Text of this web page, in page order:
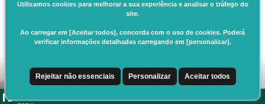
Utilizamos cookies para melhorar a sua experiência e analisar o tráfego do
site.
Ao carregar em [Aceitar todos], concorda com o uso de cookies. Poderá
verificar informações detalhadas carregando em [personalizar].
Rejeitar não essenciais Personalizar Aceitar todos